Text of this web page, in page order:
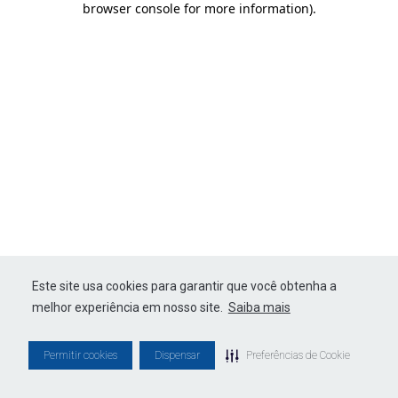
Este site usa cookies para garantir que você obtenha a
melhor experiência em nosso site. Saiba mais
Permitir cookies Dispensar Preferências de Cookie
browser console for more information).